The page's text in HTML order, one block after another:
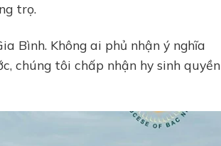
trọ.
Bình. Không ai phủ nhận ý nghĩa
chúng tôi chấp nhận hy sinh quyền